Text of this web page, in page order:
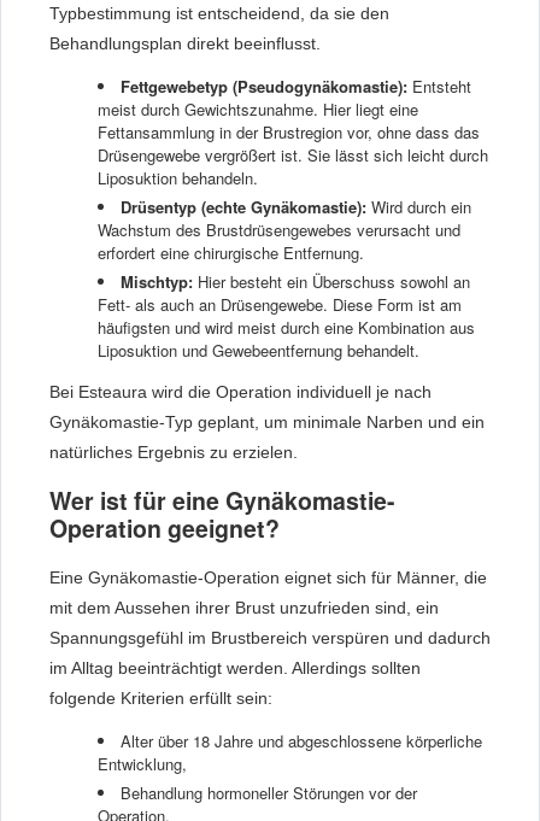
Typbestimmung ist entscheidend, da sie den
Behandlungsplan direkt beeinflusst.
Fettgewebetyp (Pseudogynäkomastie): Entsteht
meist durch Gewichtszunahme. Hier liegt eine
Fettansammlung in der Brustregion vor, ohne dass das
Drüsengewebe vergrößert ist. Sie lässt sich leicht durch
Liposuktion behandeln.
Drüsentyp (echte Gynäkomastie): Wird durch ein
Wachstum des Brustdrüsengewebes verursacht und
erfordert eine chirurgische Entfernung.
Mischtyp: Hier besteht ein Überschuss sowohl an
Fett- als auch an Drüsengewebe. Diese Form ist am
häufigsten und wird meist durch eine Kombination aus
Liposuktion und Gewebeentfernung behandelt.
Bei Esteaura wird die Operation individuell je nach
Gynäkomastie-Typ geplant, um minimale Narben und ein
natürliches Ergebnis zu erzielen.
Wer ist für eine Gynäkomastie-
Operation geeignet?
Eine Gynäkomastie-Operation eignet sich für Männer, die
mit dem Aussehen ihrer Brust unzufrieden sind, ein
Spannungsgefühl im Brustbereich verspüren und dadurch
im Alltag beeinträchtigt werden. Allerdings sollten
folgende Kriterien erfüllt sein:
Alter über 18 Jahre und abgeschlossene körperliche
Entwicklung,
Behandlung hormoneller Störungen vor der
Operation,